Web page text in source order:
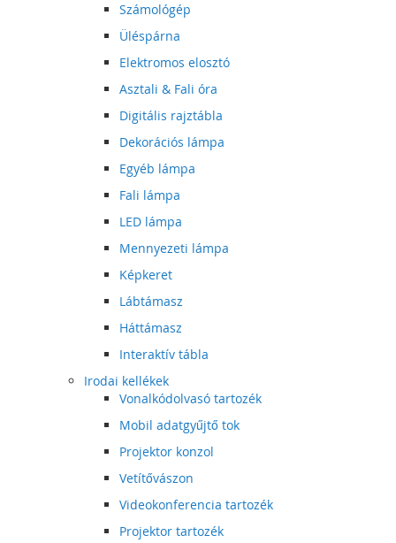
Számológép
Üléspárna
Elektromos elosztó
Asztali & Fali óra
Digitális rajztábla
Dekorációs lámpa
Egyéb lámpa
Fali lámpa
LED lámpa
Mennyezeti lámpa
Képkeret
Lábtámasz
Háttámasz
Interaktív tábla
Irodai kellékek
Vonalkódolvasó tartozék
Mobil adatgyűjtő tok
Projektor konzol
Vetítővászon
Videokonferencia tartozék
Projektor tartozék